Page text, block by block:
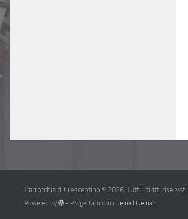
Parrocchia di Crescentino © 2026. Tutti i diritti riservati.
Powered by - Progettato con iltema Hueman